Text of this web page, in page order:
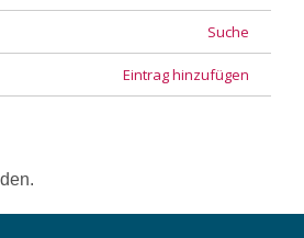
Suche
Eintrag hinzufügen